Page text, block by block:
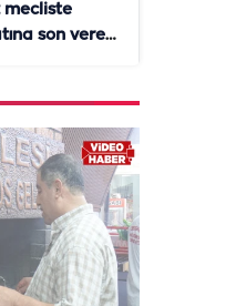
mecliste
son veren